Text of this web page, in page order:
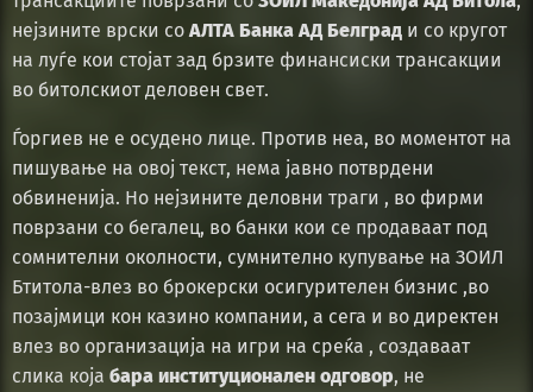
нејзините врски со АЛТА Банка АД Белград и со кругот
на луѓе кои стојат зад брзите финансиски трансакции
во битолскиот деловен свет.
Ѓоргиев не е осудено лице. Против неа, во моментот на
пишување на овој текст, нема јавно потврдени
обвиненија. Но нејзините деловни траги , во фирми
поврзани со бегалец, во банки кои се продаваат под
сомнителни околности, сумнително купување на ЗОИЛ
Бтитола-влез во брокерски осигурителен бизнис ,во
позајмици кон казино компании, а сега и во директен
влез во организација на игри на среќа , создаваат
слика која бара институционален одговор, не